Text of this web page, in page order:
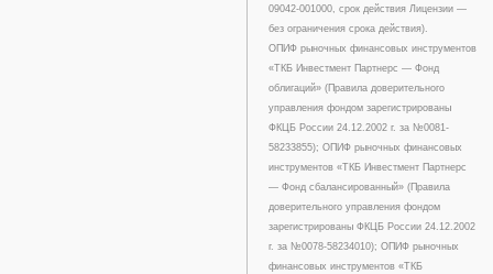
09042-001000, срок действия Лицензии —
без ограничения срока действия).
ОПИФ рыночных финансовых инструментов
«ТКБ Инвестмент Партнерс — Фонд
облигаций» (Правила доверительного
управления фондом зарегистрированы
ФКЦБ России 24.12.2002 г. за №0081-
58233855); ОПИФ рыночных финансовых
инструментов «ТКБ Инвестмент Партнерс
— Фонд сбалансированный» (Правила
доверительного управления фондом
зарегистрированы ФКЦБ России 24.12.2002
г. за №0078-58234010); ОПИФ рыночных
финансовых инструментов «ТКБ